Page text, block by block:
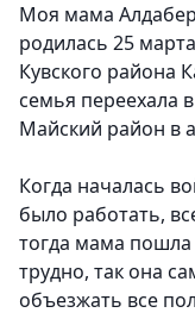
Моя мама
родилась 25
Кувского района
семья переехала
Майский район в
Когда началась
было работать,
тогда мама
трудно, так она
объезжать все